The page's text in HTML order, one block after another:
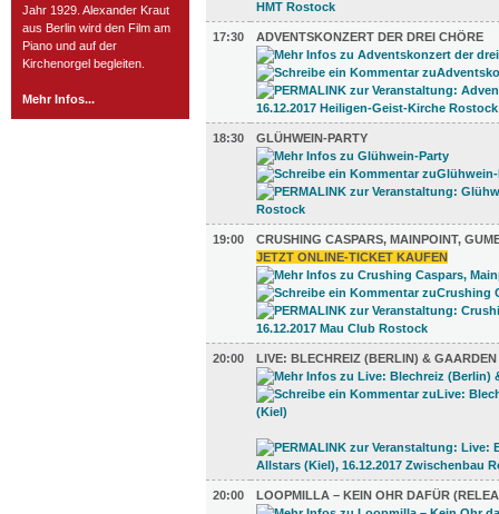
Jahr 1929. Alexander Kraut
aus Berlin wird den Film am
Piano und auf der
Kirchenorgel begleiten.
Mehr Infos...
17:30 ADVENTSKONZERT DER DREI CHÖRE
18:30 GLÜHWEIN-PARTY
19:00
CRUSHING CASPARS, MAINPOINT,
JETZT ONLINE-TICKET KAUFEN
20:00 LIVE: BLECHREIZ (BERLIN) &
20:00 LOOPMILLA – KEIN OHR DAFÜR